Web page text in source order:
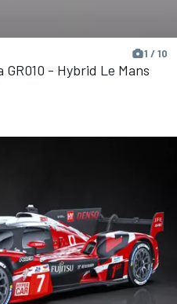
1 / 10
GR010 - Hybrid Le Mans